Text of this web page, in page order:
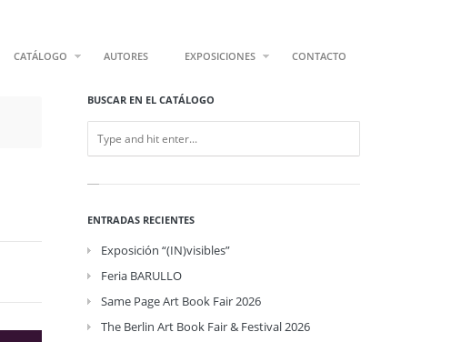
CATÁLOGO AUTORES EXPOSICIONES CONTACTO
BUSCAR EN EL CATÁLOGO
ENTRADAS RECIENTES
Exposición “(IN)visibles”
Feria BARULLO
Same Page Art Book Fair 2026
The Berlin Art Book Fair & Festival 2026